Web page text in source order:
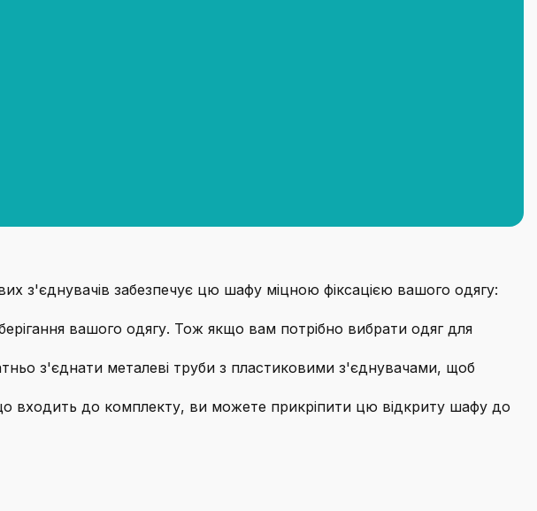
з'єднувачів забезпечує цю шафу міцною фіксацією вашого одягу:
вашого одягу. Тож якщо вам потрібно вибрати одяг для
з'єднати металеві труби з пластиковими з'єднувачами, щоб
входить до комплекту, ви можете прикріпити цю відкриту шафу до